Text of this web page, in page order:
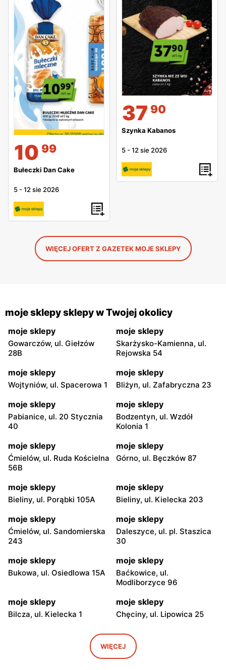
10 99
Bułeczki Dan Cake
5 -12 sie 2026
37 90
Szynka Kabanos
5 -12 sie 2026
WIĘCEJ OFERT Z GAZETEK MOJE SKLEPY
moje sklepy sklepy w Twojej okolicy
moje sklepy
Gowarczów, ul. Giełzów
28B
moje sklepy
Skarżysko-Kamienna, ul.
Rejowska 54
moje sklepy
Wojtyniów, ul. Spacerowa 1
moje sklepy
Bliżyn, ul. Zafabryczna 23
moje sklepy
Pabianice, ul. 20 Stycznia
40
moje sklepy
Bodzentyn, ul. Wzdół
Kolonia 1
moje sklepy
Ćmielów, ul. Ruda Kościelna
56B
moje sklepy
Górno, ul. Bęczków 87
moje sklepy
Bieliny, ul. Porąbki 105A
moje sklepy
Bieliny, ul. Kielecka 203
moje sklepy
Ćmielów, ul. Sandomierska
243
moje sklepy
Daleszyce, ul. pl. Staszica
30
moje sklepy
Bukowa, ul. Osiedlowa 15A
moje sklepy
Baćkowice, ul.
Modliborzyce 96
moje sklepy
Bilcza, ul. Kielecka 1
moje sklepy
Chęciny, ul. Lipowica 25
Iwaniska, ul. Ujazdowska 5
moje sklepy
Bogoria, ul. Rynek 30
WIĘCEJ